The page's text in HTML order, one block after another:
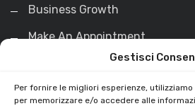
Gestisci
Per fornire le migliori esperienze,
per memorizzare e/o accedere alle
Business Growth
Make An Appointment
La Soluzione